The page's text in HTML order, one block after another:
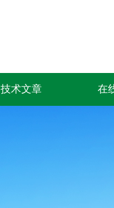
技术文章 在